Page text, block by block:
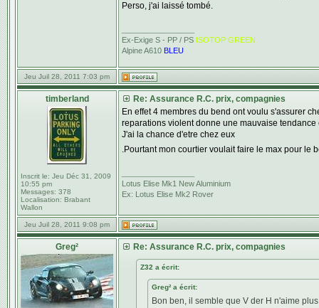
Perso, j'ai laissé tombé.
Ex-Exige S - PP / PS ISOTOP GREEN
Alpine A610 BLEU
Jeu Juil 28, 2011 7:03 pm
timberland
Inscrit le: Jeu Déc 31, 2009
10:55 pm
Messages: 378
Localisation: Brabant
Wallon
Re: Assurance R.C. prix, compagnies
En effet 4 membres du bend ont voulu s'assurer
reparations violent donne une mauvaise tendance
J'ai la chance d'etre chez eux
.Pourtant mon courtier voulait faire le max pour le
Lotus Elise Mk1 New Aluminium
Ex: Lotus Elise Mk2 Rover
Jeu Juil 28, 2011 9:08 pm
Greg² Re: Assurance R.C. prix, compagnies
Z32 a écrit:
Greg² a écrit:
Bon ben, il semble que V der H n'aime